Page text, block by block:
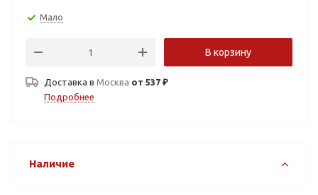
Мало
В корзину
Доставка в Москва от 537 ₽
Подробнее
Наличие